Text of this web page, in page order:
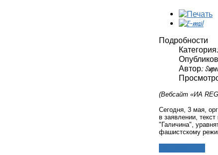
Подробности
Категория:
Автор:
(Вебсайт «ИА
Сегодня, 3 мая,
в заявлении,
"Галичина",
фашистскому